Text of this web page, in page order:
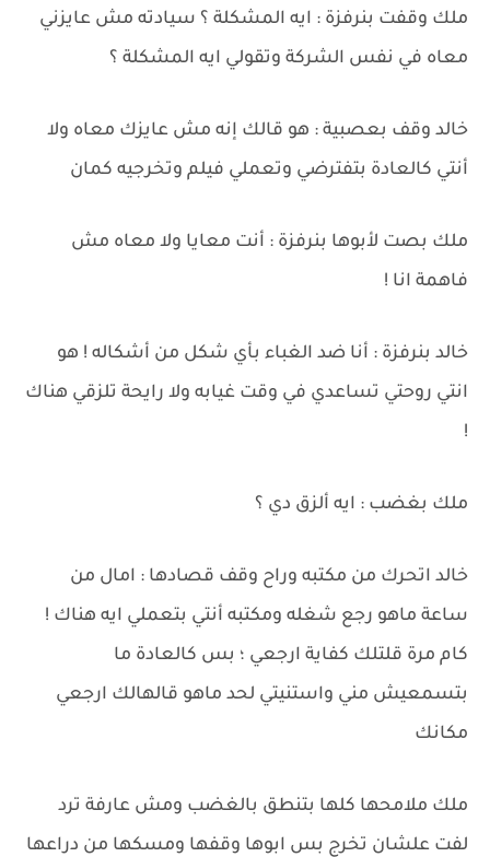
ملك وقفت بنرفزة : ايه المشكلة ؟ سيادته مش عايزني
معاه في نفس الشركة وتقولي ايه المشكلة ؟
خالد وقف بعصبية : هو قالك إنه مش عايزك معاه ولا
أنتي كالعادة بتفترضي وتعملي فيلم وتخرجيه كمان
ملك بصت لأبوها بنرفزة : أنت معايا ولا معاه مش
فاهمة انا !
خالد بنرفزة : أنا ضد الغباء بأي شكل من أشكاله ! هو
انتي روحتي تساعدي في وقت غيابه ولا رايحة تلزقي هناك
!
ملك بغضب : ايه ألزق دي ؟
خالد اتحرك من مكتبه وراح وقف قصادها : امال من
ساعة ماهو رجع شغله ومكتبه أنتي بتعملي ايه هناك !
كام مرة قلتلك كفاية ارجعي ؛ بس كالعادة ما
بتسمعيش مني واستنيتي لحد ماهو قالهالك ارجعي
مكانك
ملك ملامحها كلها بتنطق بالغضب ومش عارفة ترد
لفت علشان تخرج بس ابوها وقفها ومسكها من دراعها